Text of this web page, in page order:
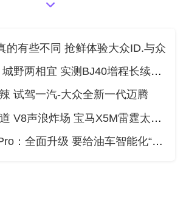
的有些不同 抢鲜体验大众ID.与众
千里无焦虑 城野两相宜 实测BJ40增程长续航版真的香
试驾一汽-大众全新一代迈腾
可通勤可赛道 V8声浪炸场 宝马X5M雷霆太上头
试驾途观L Pro：全面升级 要给油车智能化“指条明路”！